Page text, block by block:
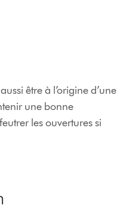
être à l’origine d’une
une bonne
les ouvertures si